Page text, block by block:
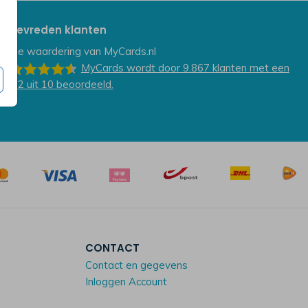
Tevreden klanten
De waardering van MyCards.nl
MyCards wordt door 9.867 klanten met een
9.2 uit 10 beoordeeld.
CONTACT
Contact en gegevens
Inloggen Account